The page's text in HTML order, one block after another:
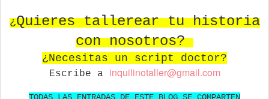
¿Quieres tallerear tu historia
con nosotros?
¿Necesitas un script doctor?
Escribe a inquilinotaller@gmail.com
TODAS LAS ENTRADAS DE ESTE BLOG SE COMPARTEN